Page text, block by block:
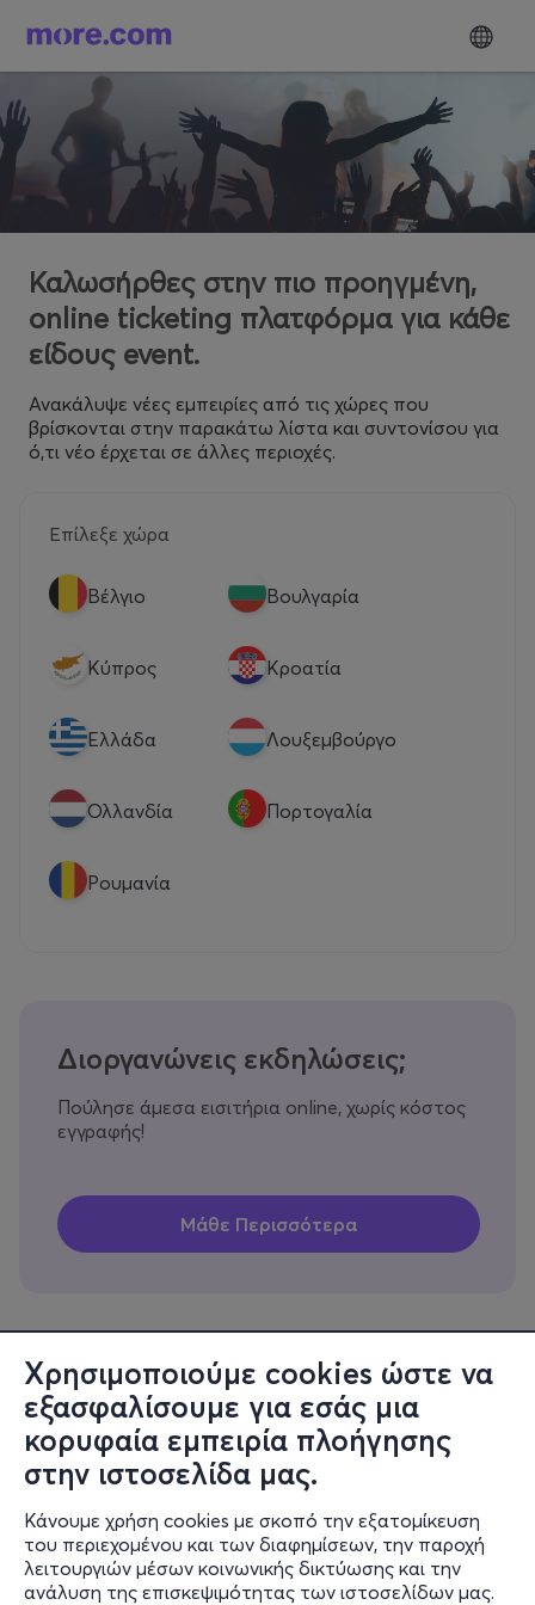
Χρησιμοποιούμε cookies ώστε να
εξασφαλίσουμε για εσάς μια
κορυφαία εμπειρία πλοήγησης
στην ιστοσελίδα μας.
Κάνουμε χρήση cookies με σκοπό την εξατομίκευση
του περιεχομένου και των διαφημίσεων, την παροχή
λειτουργιών μέσων κοινωνικής δικτύωσης και την
ανάλυση της επισκεψιμότητας των ιστοσελίδων μας.
Καλωσήρθες στην πιο προηγμένη,
online ticketing πλατφόρμα για κάθε
είδους event.
Ανακάλυψε νέες εμπειρίες από τις χώρες που
βρίσκονται στην παρακάτω λίστα και συντονίσου για
ό,τι νέο έρχεται σε άλλες περιοχές.
Επίλεξε χώρα
Βέλγιο Βουλγαρία
Κύπρος Κροατία
Eλλάδα Λουξεμβούργο
Ολλανδία Πορτογαλία
Ρουμανία
Διοργανώνεις εκδηλώσεις;
Πούλησε άμεσα εισιτήρια online, χωρίς κόστος
εγγραφής!
Πληροφορίες
Υποστήριξη
Stay Connected